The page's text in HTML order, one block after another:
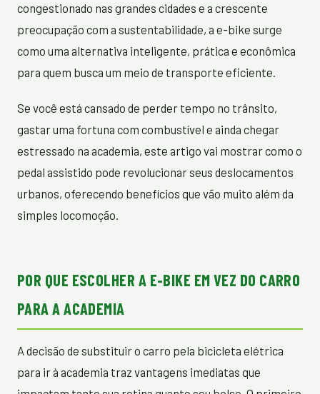
congestionado nas grandes cidades e a crescente
preocupação com a sustentabilidade, a e-bike surge
como uma alternativa inteligente, prática e econômica
para quem busca um meio de transporte eficiente.
Se você está cansado de perder tempo no trânsito,
gastar uma fortuna com combustível e ainda chegar
estressado na academia, este artigo vai mostrar como o
pedal assistido pode revolucionar seus deslocamentos
urbanos, oferecendo benefícios que vão muito além da
simples locomoção.
POR QUE ESCOLHER A E-BIKE EM VEZ DO CARRO
PARA A ACADEMIA
A decisão de substituir o carro pela bicicleta elétrica
para ir à academia traz vantagens imediatas que